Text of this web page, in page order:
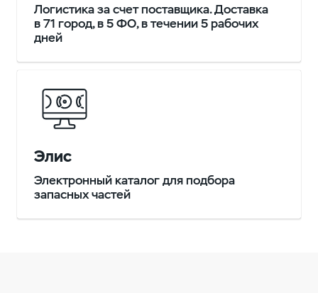
Логистика за счет поставщика. Доставка
в 71 город, в 5 ФО, в течении 5 рабочих
дней
Элис
Электронный каталог для подбора
запасных частей